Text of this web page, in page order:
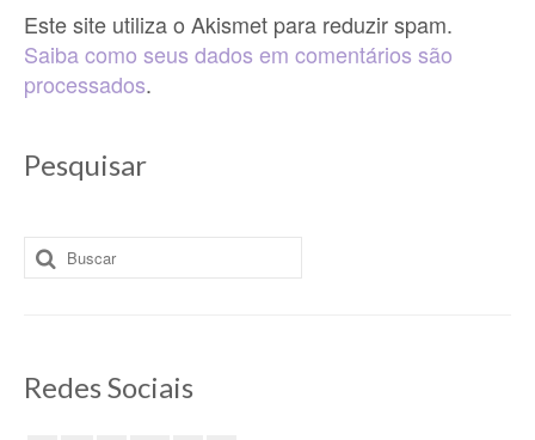
Este site utiliza o Akismet para reduzir spam.
Saiba como seus dados em comentários são
processados.
Pesquisar
Buscar
por:
Redes Sociais